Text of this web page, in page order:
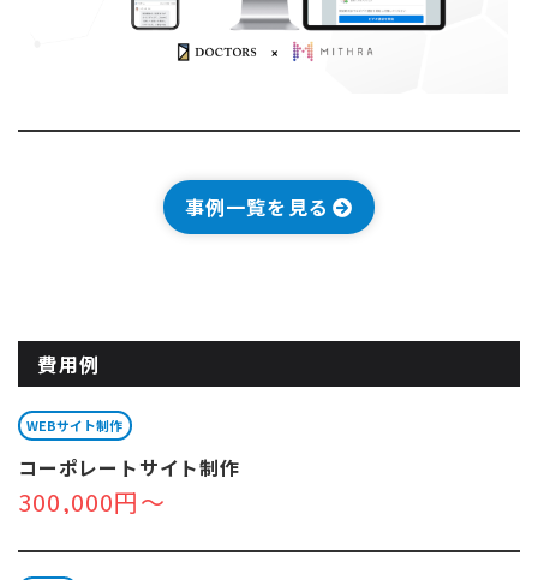
事例一覧を見る
費用例
WEBサイト制作
コーポレートサイト制作
300,000円～